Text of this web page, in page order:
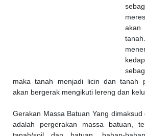
maka tanah menjadi licin dan tanah
akan bergerak mengikuti lereng dan
Gerakan Massa Batuan Yang
adalah pergerakan massa batuan,